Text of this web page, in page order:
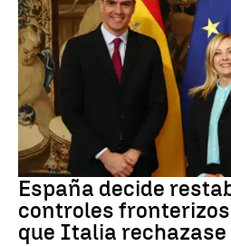
CRISIS MIGRATORIA
España decide
controles
que Italia